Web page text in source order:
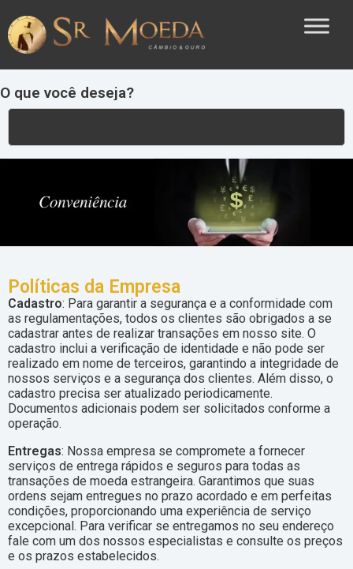
O que você deseja?
Políticas da Empresa
Cadastro: Para garantir a segurança e a conformidade com
as regulamentações, todos os clientes são obrigados a se
cadastrar antes de realizar transações em nosso site. O
cadastro inclui a verificação de identidade e não pode ser
realizado em nome de terceiros, garantindo a integridade de
nossos serviços e a segurança dos clientes. Além disso, o
cadastro precisa ser atualizado periodicamente.
Documentos adicionais podem ser solicitados conforme a
operação.
Entregas: Nossa empresa se compromete a fornecer
serviços de entrega rápidos e seguros para todas as
transações de moeda estrangeira. Garantimos que suas
ordens sejam entregues no prazo acordado e em perfeitas
condições, proporcionando uma experiência de serviço
excepcional. Para verificar se entregamos no seu endereço
fale com um dos nossos especialistas e consulte os preços
e os prazos estabelecidos.